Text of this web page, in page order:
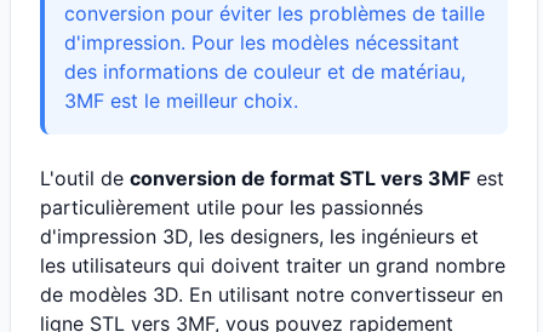
conversion pour éviter les problèmes de taille
d'impression. Pour les modèles nécessitant
des informations de couleur et de matériau,
3MF est le meilleur choix.
L'outil de conversion de format STL vers 3MF est
particulièrement utile pour les passionnés
d'impression 3D, les designers, les ingénieurs et
les utilisateurs qui doivent traiter un grand nombre
de modèles 3D. En utilisant notre convertisseur en
ligne STL vers 3MF, vous pouvez rapidement